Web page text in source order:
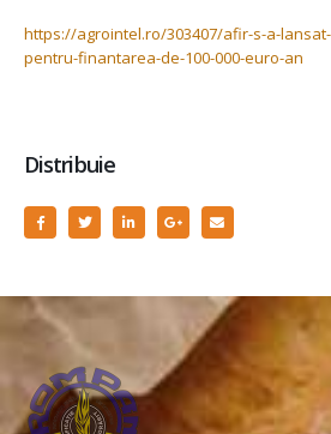
https://agrointel.ro/303407/afir-s-a-
pentru-finantarea-de-100-000-euro-an
Distribuie